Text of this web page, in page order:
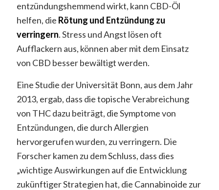
entzündungshemmend wirkt, kann CBD-Öl
helfen, die Rötung und Entzündung zu
verringern. Stress und Angst lösen oft
Aufflackern aus, können aber mit dem Einsatz
von CBD besser bewältigt werden.
Eine Studie der Universität Bonn, aus dem Jahr
2013, ergab, dass die topische Verabreichung
von THC dazu beiträgt, die Symptome von
Entzündungen, die durch Allergien
hervorgerufen wurden, zu verringern. Die
Forscher kamen zu dem Schluss, dass dies
„wichtige Auswirkungen auf die Entwicklung
zukünftiger Strategien hat, die Cannabinoide zur